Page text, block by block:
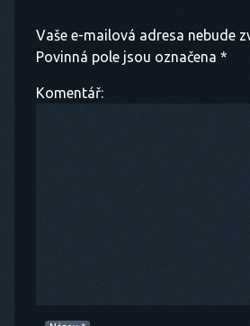
Vaše e-mailová adresa nebude
Povinná pole jsou označena *
Komentář: